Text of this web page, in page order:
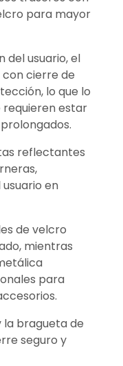
para mayor
del usuario, el
cierre de
lo que lo
requieren estar
reflectantes
en
de velcro
mientras
para
la bragueta de
seguro y